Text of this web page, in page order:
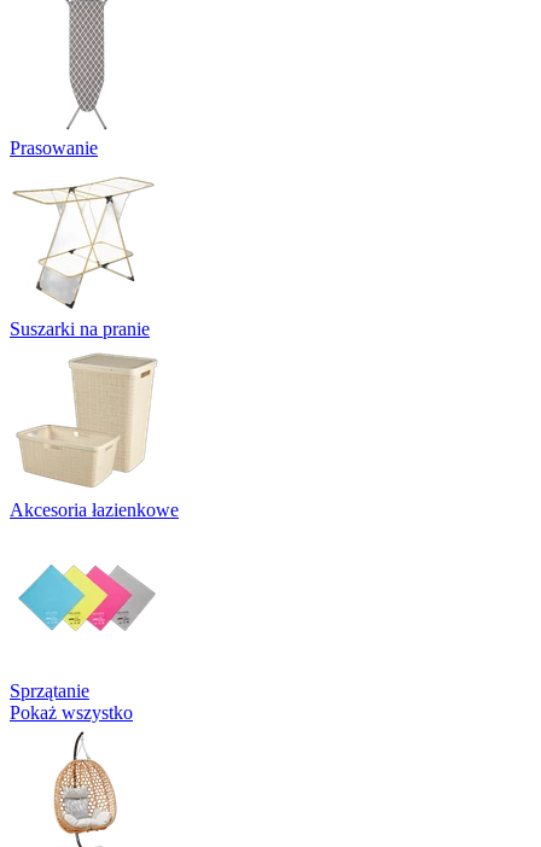
Prasowanie
Suszarki na pranie
Akcesoria łazienkowe
Sprzątanie
Pokaż wszystko